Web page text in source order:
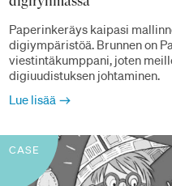
Paperinkeräys kaipasi
digiympäristöä. Brunnen on
viestintäkumppani, joten
digiuudistuksen johtaminen.
Lue lisää
CASE